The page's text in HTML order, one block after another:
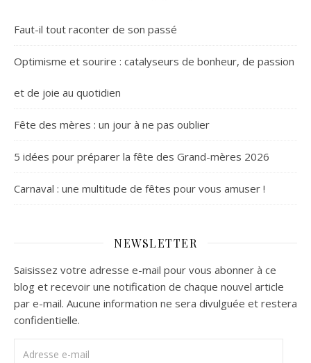
Faut-il tout raconter de son passé
Optimisme et sourire : catalyseurs de bonheur, de passion
et de joie au quotidien
Fête des mères : un jour à ne pas oublier
5 idées pour préparer la fête des Grand-mères 2026
Carnaval : une multitude de fêtes pour vous amuser !
NEWSLETTER
Saisissez votre adresse e-mail pour vous abonner à ce
blog et recevoir une notification de chaque nouvel article
par e-mail. Aucune information ne sera divulguée et restera
confidentielle.